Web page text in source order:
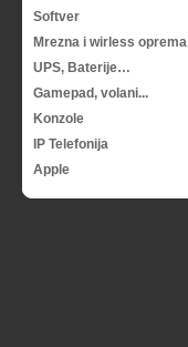
Softver
Mrezna i wirless oprema
UPS, Baterije…
Gamepad, volani...
Konzole
IP Telefonija
Apple